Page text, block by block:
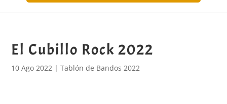
El Cubillo Rock 2022
10 Ago 2022 |Tablón de Bandos 2022